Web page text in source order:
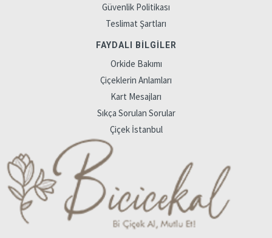
Güvenlik Politikası
Teslimat Şartları
FAYDALI BILGILER
Orkide Bakımı
Çiçeklerin Anlamları
Kart Mesajları
Sıkça Sorulan Sorular
Çiçek İstanbul